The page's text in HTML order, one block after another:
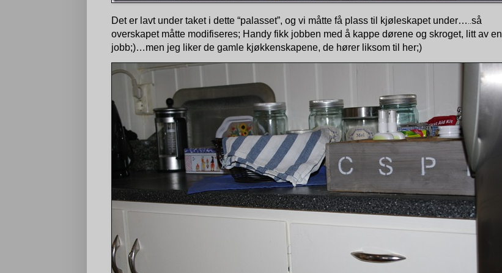
Det er lavt under taket i dette “palasset”, og vi måtte få plass til kjøleskapet under… så
overskapet måtte modifiseres; Handy fikk jobben med å kappe dørene og skroget, litt av en
jobb;)…men jeg liker de gamle kjøkkenskapene, de hører liksom til her;)